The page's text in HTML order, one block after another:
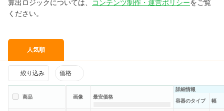
算出ロジックについては、
コンテンツ制作・運営ポリシーをご覧
ください。
人気順
絞り込み 価格
商品 画像 最安価格
詳細情報
容器のタイプ
幅